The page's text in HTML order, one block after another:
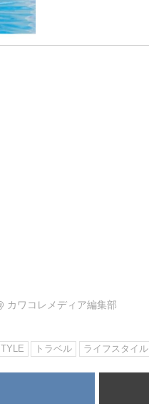
カワコレメディア編集部
トラベル ライフスタイル